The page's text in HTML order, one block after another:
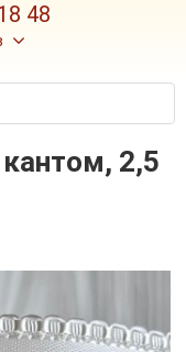
48
кантом, 2,5